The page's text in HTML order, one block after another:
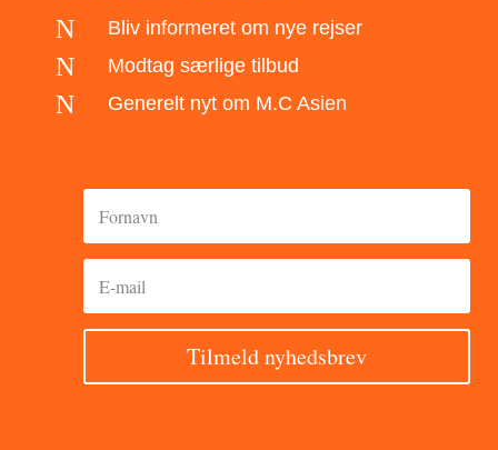
N Bliv informeret om nye rejser
N Modtag særlige tilbud
N Generelt nyt om M.C Asien
Tilmeld nyhedsbrev